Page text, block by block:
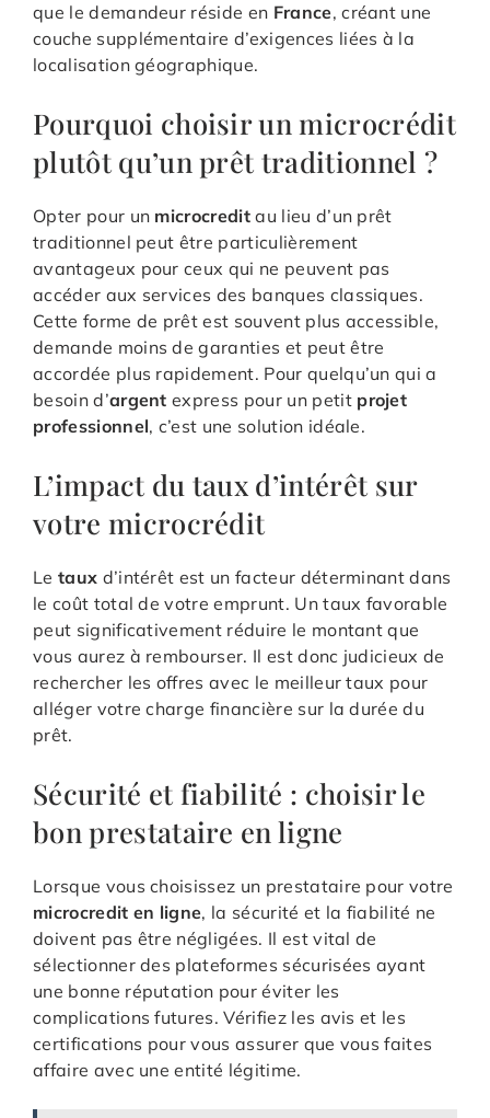
que le demandeur réside en France, créant une
couche supplémentaire d’exigences liées à la
localisation géographique.
Pourquoi choisir un microcrédit
plutôt qu’un prêt traditionnel ?
Opter pour un microcredit au lieu d’un prêt
traditionnel peut être particulièrement
avantageux pour ceux qui ne peuvent pas
accéder aux services des banques classiques.
Cette forme de prêt est souvent plus accessible,
demande moins de garanties et peut être
accordée plus rapidement. Pour quelqu’un qui a
besoin d’argent express pour un petit projet
professionnel, c’est une solution idéale.
L’impact du taux d’intérêt sur
votre microcrédit
Le taux d’intérêt est un facteur déterminant dans
le coût total de votre emprunt. Un taux favorable
peut significativement réduire le montant que
vous aurez à rembourser. Il est donc judicieux de
rechercher les offres avec le meilleur taux pour
alléger votre charge financière sur la durée du
prêt.
Sécurité et fiabilité : choisir le
bon prestataire en ligne
Lorsque vous choisissez un prestataire pour votre
microcredit en ligne, la sécurité et la fiabilité ne
doivent pas être négligées. Il est vital de
sélectionner des plateformes sécurisées ayant
une bonne réputation pour éviter les
complications futures. Vérifiez les avis et les
certifications pour vous assurer que vous faites
affaire avec une entité légitime.